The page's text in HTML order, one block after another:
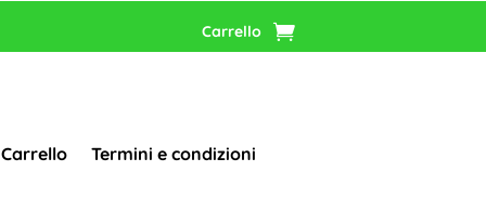
Carrello
Carrello Termini e condizioni